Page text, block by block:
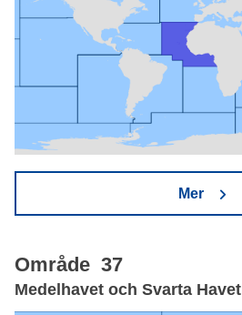
Mer
Område 37
Medelhavet och Svarta Havet